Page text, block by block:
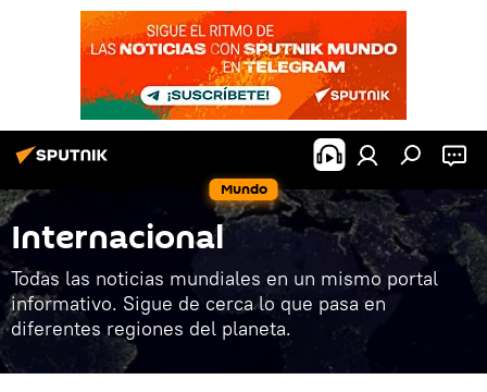
Mundo
Internacional
Todas las noticias mundiales en un mismo portal
informativo. Sigue de cerca lo que pasa en
diferentes regiones del planeta.